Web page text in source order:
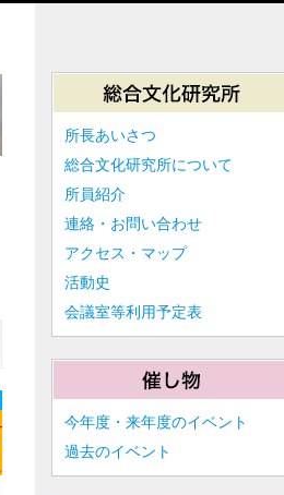
所長あいさつ
総合文化研究所について
所員紹介
連絡・お問い合わせ
アクセス・マップ
活動史
会議室等利用予定表
今年度・来年度のイベント
過去のイベント